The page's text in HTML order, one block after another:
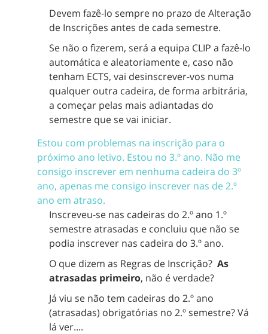
Devem fazê-lo sempre no prazo de Alteração
de Inscrições antes de cada semestre.
Se não o fizerem, será a equipa CLIP a fazê-lo
automática e aleatoriamente e, caso não
tenham ECTS, vai desinscrever-vos numa
qualquer outra cadeira, de forma arbitrária,
a começar pelas mais adiantadas do
semestre que se vai iniciar.
Estou com problemas na inscrição para o
próximo ano letivo. Estou no 3.º ano. Não me
consigo inscrever em nenhuma cadeira do 3º
ano, apenas me consigo inscrever nas de 2.º
ano em atraso.
Inscreveu-se nas cadeiras do 2.º ano 1.º
semestre atrasadas e concluiu que não se
podia inscrever nas cadeira do 3.º ano.
O que dizem as Regras de Inscrição? As
atrasadas primeiro, não é verdade?
Já viu se não tem cadeiras do 2.º ano
(atrasadas) obrigatórias no 2.º semestre? Vá
lá ver....